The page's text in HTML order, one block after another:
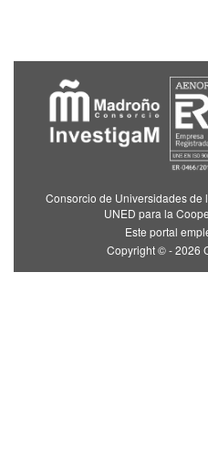
Consorcio de Universidades de
UNED para la
Este portal
Copyright © - 2026